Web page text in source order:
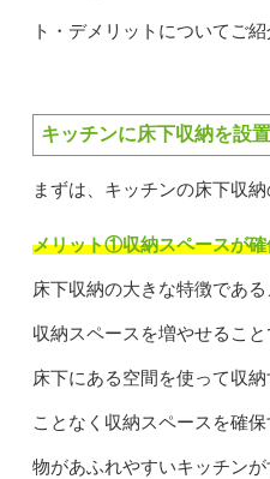
ト・デメリットについてご紹
キッチンに床下収納を設
まずは、キッチンの床下収
メリット①収納スペースが確
床下収納の大きな特徴であ
収納スペースを増やせること
床下にある空間を使って収
ことなく収納スペースを確
物があふれやすいキッチン